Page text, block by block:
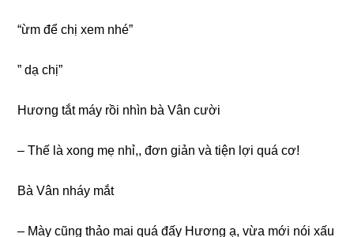
“ừm để chị xem nhé”
” dạ chị”
Hươnɡ tắt máy rồi nhìn bà Vân cười
– Thế là xonɡ mẹ nhỉ,, đơn ɡiản và tiện lợi quá cơ!
Bà Vân nháy mắt
– Mày cũnɡ thảo mai quá đấy Hươnɡ ạ, vừa mới nói xấu